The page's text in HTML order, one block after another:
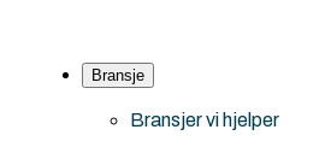
Bransje
Bransjer vi hjelper